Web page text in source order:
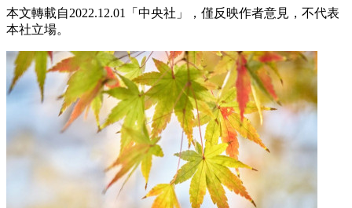
本文轉載自2022.12.01「中央社」，僅反映作者意見，不代表
本社立場。